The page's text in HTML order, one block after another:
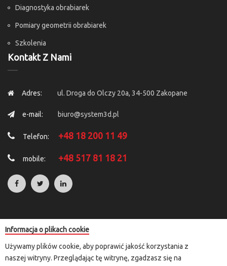
Diagnostyka obrabiarek
Pomiary geometrii obrabiarek
Szkolenia
Kontakt Z Nami
Adres: ul. Droga do Olczy 20a, 34-500 Zakopane
e-mail: biuro@system3d.pl
Telefon: +48 18 200 11 49
mobile: +48 517 81 18 21
Rozliczenia transakcji kartą płatniczą i e-przelewem przeprowadzane
są za pośrednictwem przelewy24.pl lub paypal
Informacja o plikach cookie
Używamy plików cookie, aby poprawić jakość korzystania z
naszej witryny. Przeglądając tę witrynę, zgadzasz się na